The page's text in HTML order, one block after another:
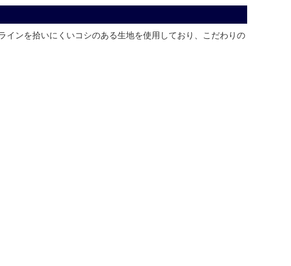
ンを拾いにくいコシのある生地を使用しており、こだわりの